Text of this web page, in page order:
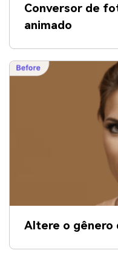
Conversor de
animado
Altere o gênero